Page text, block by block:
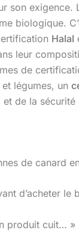
son exigence.
biologique.
Halal
leur
de
légumes, un
de la sécurité
de
d’acheter
produit cuit… »